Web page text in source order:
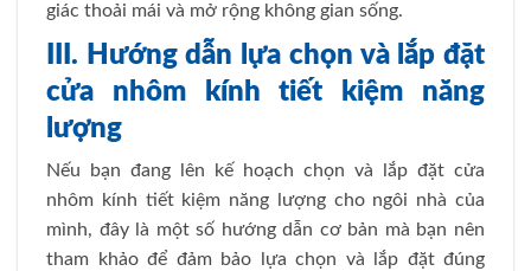
giác thoải mái và mở rộng không gian sống.
III. Hướng dẫn lựa chọn và lắp đặt
cửa nhôm kính tiết kiệm năng
lượng
Nếu bạn đang lên kế hoạch chọn và lắp đặt cửa
nhôm kính tiết kiệm năng lượng cho ngôi nhà của
mình, đây là một số hướng dẫn cơ bản mà bạn nên
tham khảo để đảm bảo lựa chọn và lắp đặt đúng